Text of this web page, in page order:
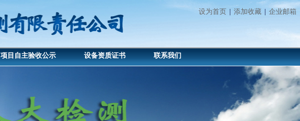
设为首页 添加收藏 企业邮箱
项目自主验收公示 设备资质证书 联系我们